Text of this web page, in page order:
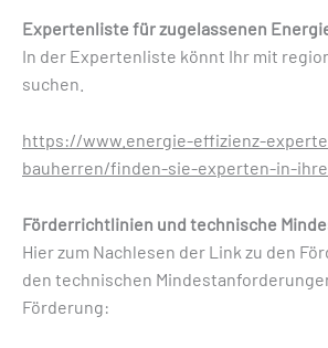
Expertenliste für zugelassenen
In der Expertenliste könnt Ihr mit
suchen.
https://www.energie-effizienz-
bauherren/finden-sie-experten-in-
Förderrichtlinien und technische
Hier zum Nachlesen der Link zu den
den technischen
Förderung: